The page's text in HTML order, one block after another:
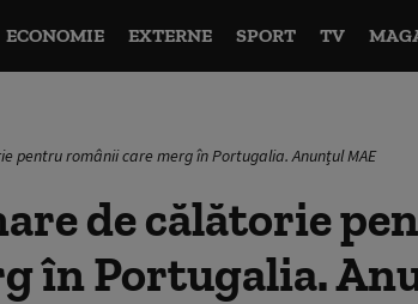
ECONOMIE EXTERNE SPORT TV
pentru românii care merg în Portugalia. Anunțul MAE
de călătorie
în Portugalia.